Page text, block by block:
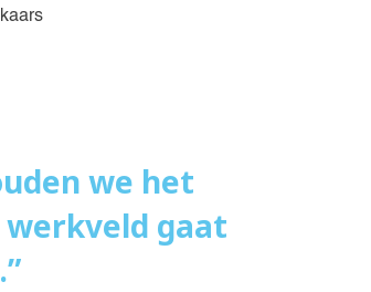
we het
gaat